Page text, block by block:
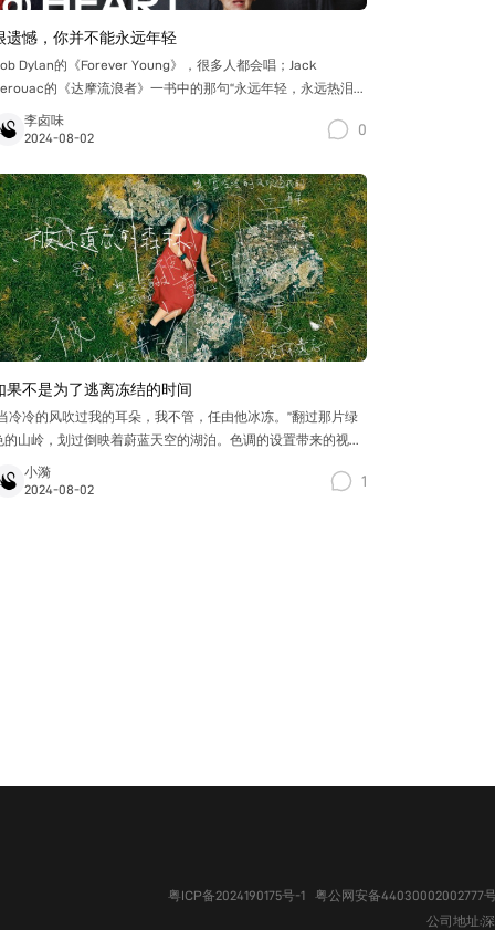
遗憾，你并不能永远年轻
Dylan的《Forever Young》，很多人都会唱；Jack
的《达摩流浪者》一书中的那句“永远年轻，永远热泪盈
”也成了无数人心目中的至理箴言。从乐观主义的角度上来说，
要保持对生活的热忱，就会“永远年轻”。
李卤味
2024-08-02
0
果不是为了逃离冻结的时间
冷冷的风吹过我的耳朵，我不管，任由他冰冻。”翻过那片绿
的山岭，划过倒映着蔚蓝天空的湖泊。色调的设置带来的视觉
，让mv中“孤独行走”的意象增添了热情的元素。 第一次听到
子邦妮的时候，电子乐带来的色彩就一下子罩住了整个听觉。
小漪
2024-08-02
1
粤ICP备2024190175号-1
粤公网安备44030002002777
公司地址: